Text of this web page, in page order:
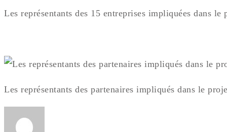
Les représentants des 15 entreprises impliquées dans
Les représentants des partenaires impliqués dans le